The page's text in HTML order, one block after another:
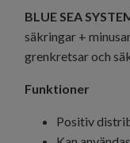
BLUE SEA
säkringar +
grenkretsar och
Funktioner
Positiv